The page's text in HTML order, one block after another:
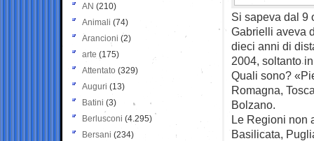
Si sapeva dal 9
Gabrielli aveva
dieci anni di
2004, soltanto
Quali sono?
Romagna,
Bolzano.
Le Regioni non
Basilicata,
AN (210)
Animali (74)
Arancioni (2)
arte (175)
Attentato (329)
Auguri (13)
Batini (3)
Berlusconi (4.295)
Bersani (234)